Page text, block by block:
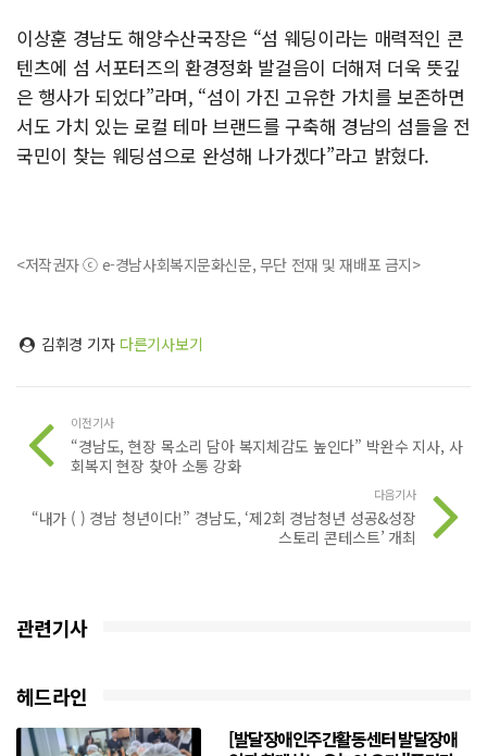
이상훈 경남도 해양수산국장은 “섬 웨딩이라는 매력적인 콘
텐츠에 섬 서포터즈의 환경정화 발걸음이 더해져 더욱 뜻깊
은 행사가 되었다”라며, “섬이 가진 고유한 가치를 보존하면
서도 가치 있는 로컬 테마 브랜드를 구축해 경남의 섬들을 전
국민이 찾는 웨딩섬으로 완성해 나가겠다”라고 밝혔다.
<저작권자 ⓒ e-경남사회복지문화신문, 무단 전재 및 재배포 금지>
김휘경 기자 다른기사보기
이전기사
“경남도, 현장 목소리 담아 복지체감도 높인다” 박완수 지사, 사
회복지 현장 찾아 소통 강화
다음기사
“내가 ( ) 경남 청년이다!” 경남도, ‘제2회 경남청년 성공&성장
스토리 콘테스트’ 개최
관련기사
헤드라인
[발달장애인주간활동센터 발달장애